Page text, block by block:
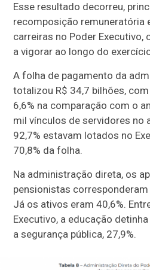
Esse resultado decorreu,
recomposição remuneratória
carreiras no Poder
a vigorar ao longo do
A folha de pagamento da
totalizou R$ 34,7 bilhões,
6,6% na comparação com o
mil vínculos de servidores no
92,7% estavam lotados no
70,8% da folha.
Na administração direta, os
pensionistas corresponderam
Já os ativos eram 40,6%.
Executivo, a educação
a segurança pública, 27,9%.